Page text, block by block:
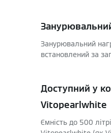
Занурювальний
встановлений за
Доступний у
Vitopearlwhite
Ємність до 500